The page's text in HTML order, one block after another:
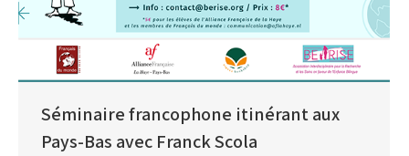
Séminaire francophone itinérant aux
Pays-Bas avec Franck Scola